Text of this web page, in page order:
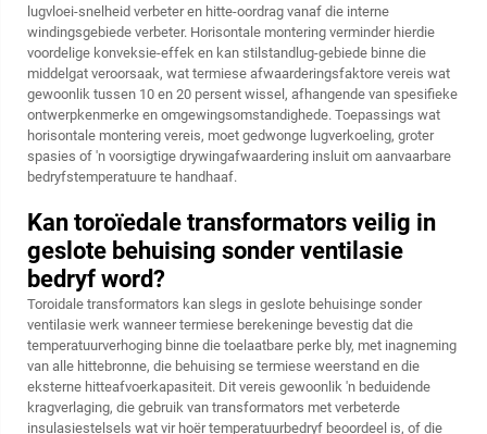
lugvloei-snelheid verbeter en hitte-oordrag vanaf die interne
windingsgebiede verbeter. Horisontale montering verminder hierdie
voordelige konveksie-effek en kan stilstandlug-gebiede binne die
middelgat veroorsaak, wat termiese afwaarderingsfaktore vereis wat
gewoonlik tussen 10 en 20 persent wissel, afhangende van spesifieke
ontwerpkenmerke en omgewingsomstandighede. Toepassings wat
horisontale montering vereis, moet gedwonge lugverkoeling, groter
spasies of 'n voorsigtige drywingafwaardering insluit om aanvaarbare
bedryfstemperatuure te handhaaf.
Kan toroïedale transformators veilig in
geslote behuising sonder ventilasie
bedryf word?
Toroidale transformators kan slegs in geslote behuisinge sonder
ventilasie werk wanneer termiese berekeninge bevestig dat die
temperatuurverhoging binne die toelaatbare perke bly, met inagneming
van alle hittebronne, die behuising se termiese weerstand en die
eksterne hitteafvoerkapasiteit. Dit vereis gewoonlik 'n beduidende
kragverlaging, die gebruik van transformators met verbeterde
insulasiestelsels wat vir hoër temperatuurbedryf beoordeel is, of die